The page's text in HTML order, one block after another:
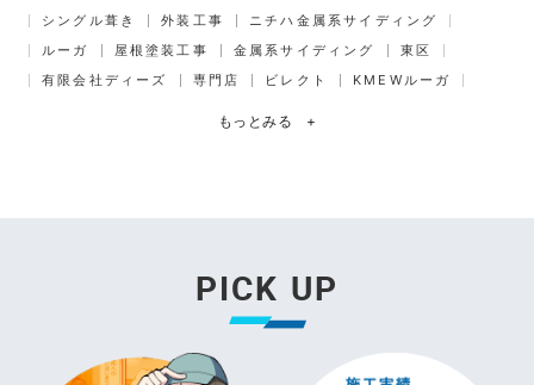
シングル葺き
外装工事
ニチハ金属系サイディング
ルーガ
屋根塗装工事 金属系サイディング
東区
有限会社ディーズ
専門店 ビレクト KMEWルーガ
もっとみる +
PICK UP